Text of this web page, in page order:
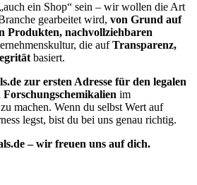
ein Shop“ sein – wir wollen die Art
gearbeitet wird, von Grund auf
Produkten, nachvollziehbaren
die aufTransparenz,
basiert.
zur ersten Adresse für den legalen
im
machen. Wenn du selbst Wert auf
legst, bist du bei uns genau richtig.
– wir freuen uns auf dich.